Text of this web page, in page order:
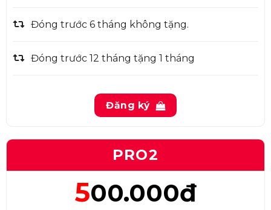
Đóng trước 6 tháng không tặng.
Đóng trước 12 tháng tặng 1 tháng
Đăng ký
PRO2
500.000đ